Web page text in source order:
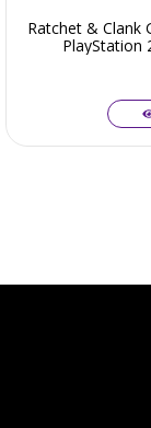
Ratchet & Clank
PlayStation